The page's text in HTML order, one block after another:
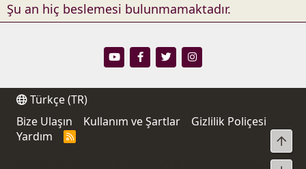
Şu an hiç beslemesi bulunmamaktadır.
Türkçe (TR)
Bize Ulaşın
Kullanım ve Şartlar
Gizlilik Poliçesi
Yardım
R
© 2010-2021 XenForo
Üst